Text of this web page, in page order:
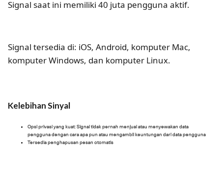
Signal saat ini memiliki 40 juta pengguna aktif.
Signal tersedia di: iOS, Android, komputer Mac,
komputer Windows, dan komputer Linux.
Kelebihan Sinyal
Opsi privasi yang kuat: Signal tidak pernah menjual atau menyewakan data
pengguna dengan cara apa pun atau mengambil keuntungan dari data pengguna
Tersedia penghapusan pesan otomatis